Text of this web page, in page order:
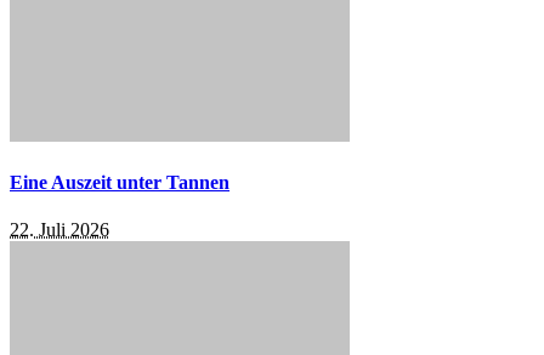
Eine Auszeit unter Tannen
22. Juli 2026